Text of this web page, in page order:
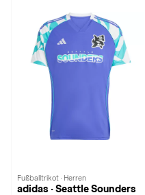
Fußballtrikot · Herren
adidas · Seattle Sounders